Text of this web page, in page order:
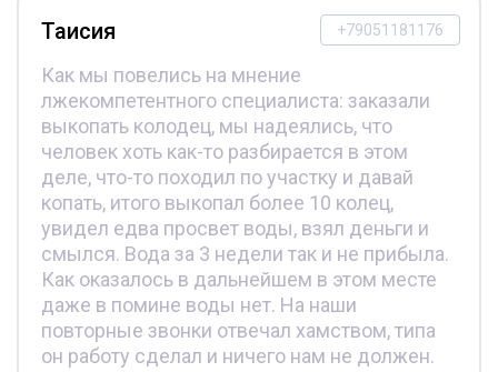
+79051181176
Таисия
Как мы повелись на мнение
лжекомпетентного специалиста: заказали
выкопать колодец, мы надеялись, что
человек хоть как-то разбирается в этом
деле, что-то походил по участку и давай
копать, итого выкопал более 10 колец,
увидел едва просвет воды, взял деньги и
смылся. Вода за 3 недели так и не прибыла.
Как оказалось в дальнейшем в этом месте
даже в помине воды нет. На наши
повторные звонки отвечал хамством, типа
он работу сделал и ничего нам не должен.